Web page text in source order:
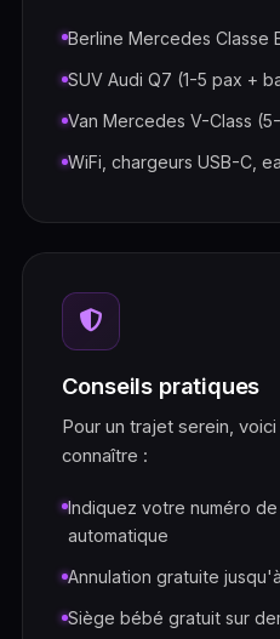
Berline Mercedes Classe
SUV Audi Q7 (1-5 pax +
Van Mercedes V-Class
WiFi, chargeurs USB-C,
Conseils pratiques
Pour un trajet serein,
connaître :
Indiquez votre numéro
automatique
Annulation gratuite
Siège bébé gratuit sur